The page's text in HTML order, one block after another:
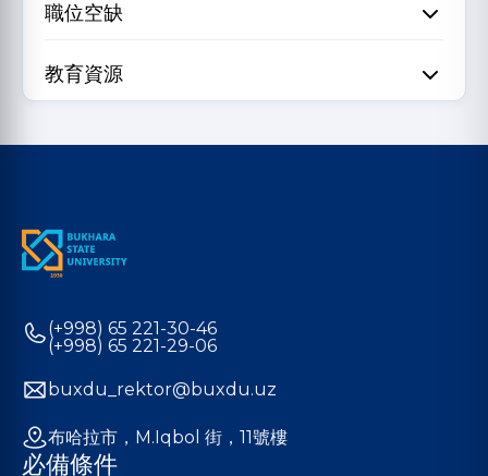
職位空缺
教育資源
(+998) 65 221-30-46
(+998) 65 221-29-06
buxdu_rektor@buxdu.uz
布哈拉市，M.Iqbol 街，11號樓
必備條件